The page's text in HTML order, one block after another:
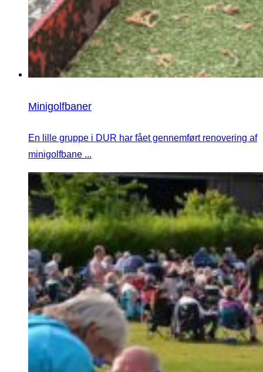
Minigolfbaner
En lille gruppe i DUR har fået gennemført renovering af
minigolfbane ...